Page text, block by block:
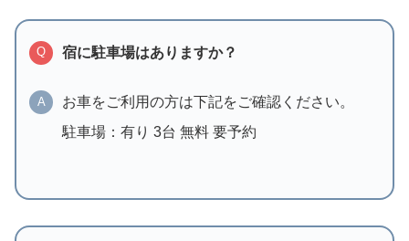
Q 宿に駐車場はありますか？
A
お車をご利用の方は下記をご確認ください。
駐車場：有り 3台 無料 要予約